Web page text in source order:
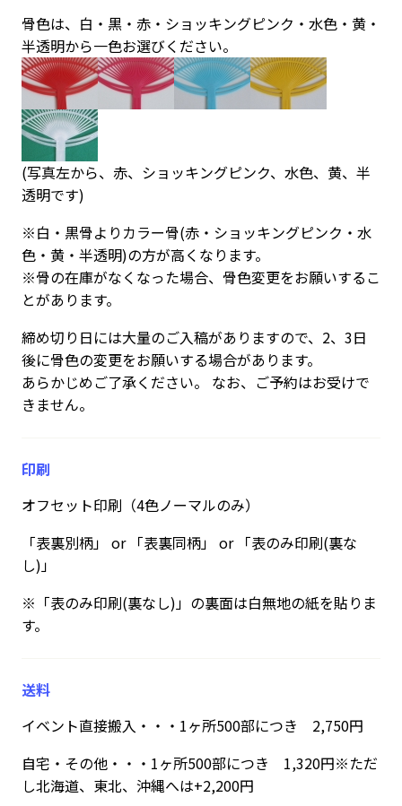
骨色は、白・黒・赤・ショッキングピンク・水色・黄・
半透明から一色お選びください。
(写真左から、赤、ショッキングピンク、水色、黄、半
透明です)
※白・黒骨よりカラー骨(赤・ショッキングピンク・水
色・黄・半透明)の方が高くなります。
※骨の在庫がなくなった場合、骨色変更をお願いするこ
とがあります。
締め切り日には大量のご入稿がありますので、2、3日
後に骨色の変更をお願いする場合があります。
あらかじめご了承ください。 なお、ご予約はお受けで
きません。
印刷
オフセット印刷（4色ノーマルのみ）
「表裏別柄」 or 「表裏同柄」 or 「表のみ印刷(裏な
し)」
※「表のみ印刷(裏なし)」の裏面は白無地の紙を貼りま
す。
送料
イベント直接搬入・・・1ヶ所500部につき 2,750円
自宅・その他・・・1ヶ所500部につき 1,320円※ただ
し北海道、東北、沖縄へは+2,200円